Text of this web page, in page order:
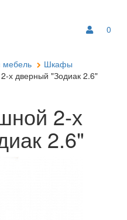
0
мебель
Шкафы
х дверный "Зодиак 2.6"
2-х
2.6"